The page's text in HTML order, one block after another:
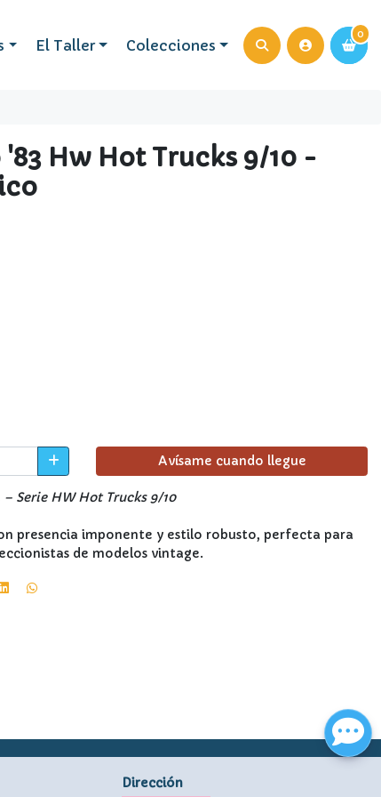
0
El Taller Colecciones
0
Hw Hot Trucks 9/10 -
Avísame cuando llegue
– Serie HW Hot Trucks 9/10
presencia imponente y estilo robusto, perfecta para
de modelos vintage.
Dirección